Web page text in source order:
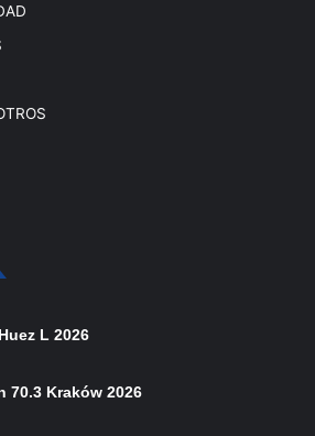
L 2026
70.3 Kraków 2026